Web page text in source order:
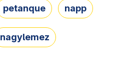
petanque napp
nagylemez